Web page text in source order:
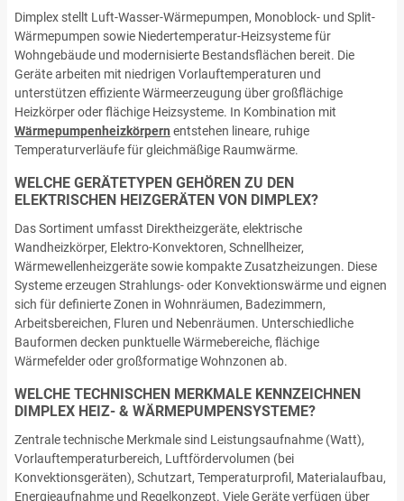
Dimplex stellt Luft-Wasser-Wärmepumpen, Monoblock- und Split-
Wärmepumpen sowie Niedertemperatur-Heizsysteme für
Wohngebäude und modernisierte Bestandsflächen bereit. Die
Geräte arbeiten mit niedrigen Vorlauftemperaturen und
unterstützen effiziente Wärmeerzeugung über großflächige
Heizkörper oder flächige Heizsysteme. In Kombination mit
Wärmepumpenheizkörpern entstehen lineare, ruhige
Temperaturverläufe für gleichmäßige Raumwärme.
WELCHE GERÄTETYPEN GEHÖREN ZU DEN
ELEKTRISCHEN HEIZGERÄTEN VON DIMPLEX?
Das Sortiment umfasst Direktheizgeräte, elektrische
Wandheizkörper, Elektro-Konvektoren, Schnellheizer,
Wärmewellenheizgeräte sowie kompakte Zusatzheizungen. Diese
Systeme erzeugen Strahlungs- oder Konvektionswärme und eignen
sich für definierte Zonen in Wohnräumen, Badezimmern,
Arbeitsbereichen, Fluren und Nebenräumen. Unterschiedliche
Bauformen decken punktuelle Wärmebereiche, flächige
Wärmefelder oder großformatige Wohnzonen ab.
WELCHE TECHNISCHEN MERKMALE KENNZEICHNEN
DIMPLEX HEIZ- & WÄRMEPUMPENSYSTEME?
Zentrale technische Merkmale sind Leistungsaufnahme (Watt),
Vorlauftemperaturbereich, Luftfördervolumen (bei
Konvektionsgeräten), Schutzart, Temperaturprofil, Materialaufbau,
Energieaufnahme und Regelkonzept. Viele Geräte verfügen über